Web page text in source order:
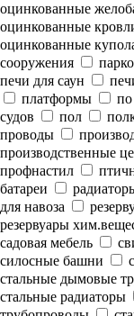
оцинкованные
оцинкованные
оцинкованные
сооружения
печи для саун
платформы
судов
пол
проводы
производственные
профнастил
батареи
для навоза
резервуары
садовая мебель
силосные башни
стальные дымовые
стальные радиаторы